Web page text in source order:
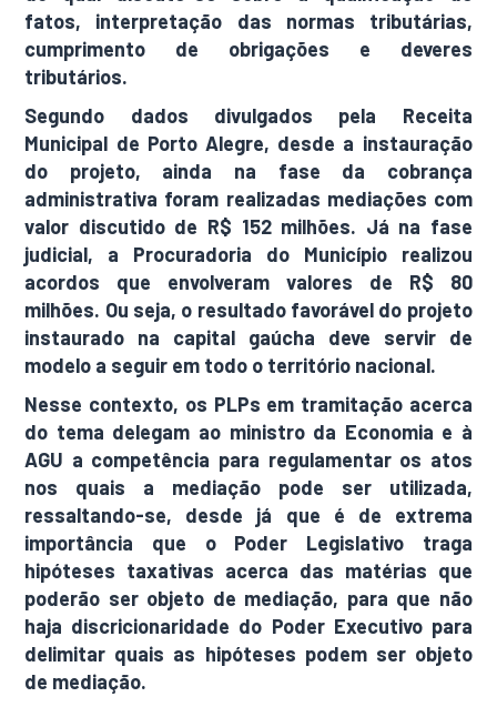
fatos, interpretação das normas tributárias,
cumprimento de obrigações e deveres
tributários.
Segundo dados divulgados pela Receita
Municipal de Porto Alegre, desde a instauração
do projeto, ainda na fase da cobrança
administrativa foram realizadas mediações com
valor discutido de R$ 152 milhões. Já na fase
judicial, a Procuradoria do Município realizou
acordos que envolveram valores de R$ 80
milhões. Ou seja, o resultado favorável do projeto
instaurado na capital gaúcha deve servir de
modelo a seguir em todo o território nacional.
Nesse contexto, os PLPs em tramitação acerca
do tema delegam ao ministro da Economia e à
AGU a competência para regulamentar os atos
nos quais a mediação pode ser utilizada,
ressaltando-se, desde já que é de extrema
importância que o Poder Legislativo traga
hipóteses taxativas acerca das matérias que
poderão ser objeto de mediação, para que não
haja discricionaridade do Poder Executivo para
delimitar quais as hipóteses podem ser objeto
de mediação.